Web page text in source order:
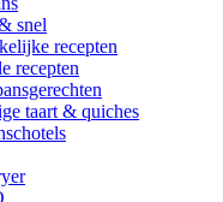
snel
recepten
recepten
taart & quiches